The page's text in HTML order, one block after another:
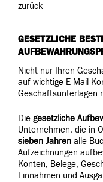
zurück
GESETZLICHE
Nicht nur Ihren
auf wichtige E-Mail
Geschäftsunterlagen
Die gesetzliche
Unternehmen, die in
sieben Jahren alle
Aufzeichnungen
Konten, Belege,
Einnahmen und